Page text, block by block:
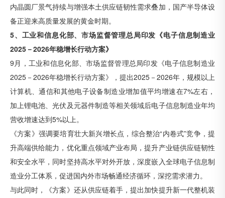
内晶圆厂景气持续与增强本土供应链韧性需求叠加，国产半导体设
备正迎来高质量发展的黄金时期。
5、工业和信息化部、市场监督管理总局印发《电子信息制造业
2025－2026年稳增长行动方案》
9月，工业和信息化部、市场监督管理总局印发《电子信息制造业
2025－2026年稳增长行动方案》，提出2025－2026年，规模以上
计算机、通信和其他电子设备制造业增加值平均增速在7%左右，
加上锂电池、光伏及元器件制造等相关领域后电子信息制造业年均
营收增速达到5%以上。
《方案》强调要培育壮大新兴增长点，综合整治“内卷式”竞争，提
升高端供给能力，优化重点领域产业布局，提升产业链供应链韧性
和安全水平，同时坚持高水平对外开放，深度嵌入全球电子信息制
造业分工体系，促进国内外市场畅通经济循环，深挖需求潜力。
与此同时，《方案》还从供应链着手，提出加快提升新一代整机装